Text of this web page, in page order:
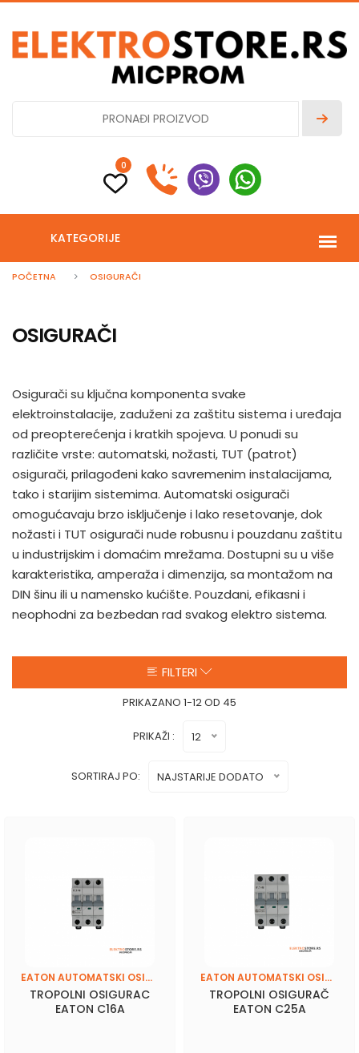
0
KATEGORIJE
POČETNA OSIGURAČI
OSIGURAČI
Osigurači su ključna komponenta svake
elektroinstalacije, zaduženi za zaštitu sistema i uređaja
od preopterećenja i kratkih spojeva. U ponudi su
različite vrste: automatski, nožasti, TUT (patrot)
osigurači, prilagođeni kako savremenim instalacijama,
tako i starijim sistemima. Automatski osigurači
omogućavaju brzo isključenje i lako resetovanje, dok
nožasti i TUT osigurači nude robusnu i pouzdanu zaštitu
u industrijskim i domaćim mrežama. Dostupni su u više
karakteristika, amperaža i dimenzija, sa montažom na
DIN šinu ili u namensko kućište. Pouzdani, efikasni i
neophodni za bezbedan rad svakog elektro sistema.
FILTERI
PRIKAZANO 1-12 OD 45
PRIKAŽI : 12
SORTIRAJ PO: NAJSTARIJE DODATO
EATON AUTOMATSKI OSIGURAČI
TROPOLNI OSIGURAC
EATON C16A
EATON AUTOMATSKI OSIGURAČI
TROPOLNI OSIGURAČ
EATON C25A